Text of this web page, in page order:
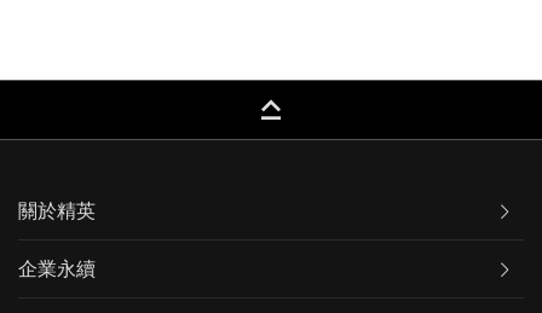
keyboard_capslock
關於精英
企業永續